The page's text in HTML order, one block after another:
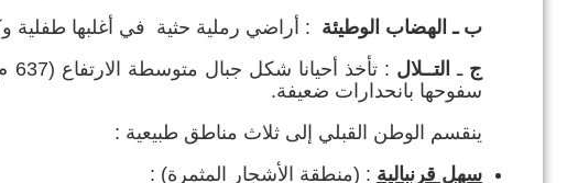
ب ـ الهضاب الوطيئة : أراضي رملية حثية في أغلبها طفلية
ج ـ التــلال
:
سفوحها بانحدارات ضعيفة.
ينقسم الوطن القبلي إلى ثلاث مناطق طبيعية :
سهل قرنبالية : (منطقة الأشجار المثمرة) :